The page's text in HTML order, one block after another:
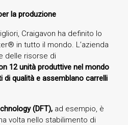
la produzione
Craigavon ha definito lo
in tutto il mondo. L’azienda
delle risorse di
12 unità produttive nel mondo
qualità e assemblano carrelli
(DFT), ad esempio, è
volta nello stabilimento di